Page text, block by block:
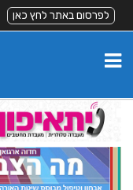
לפרסום באתר לחץ כאן